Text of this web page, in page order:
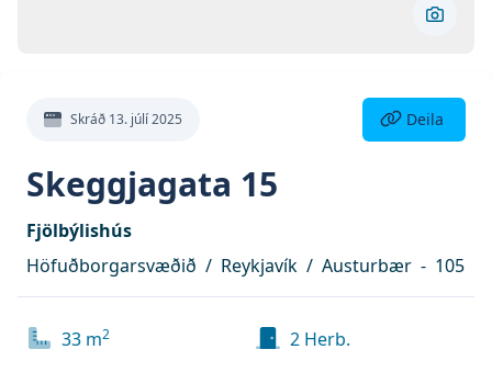
Skoða
Skráð 13. júlí 2025 Deila eign
Deila
Skeggjagata 15
Fjölbýlishús
Höfuðborgarsvæðið / Reykjavík / Austurbær - 105
33 m2 2 Herb.